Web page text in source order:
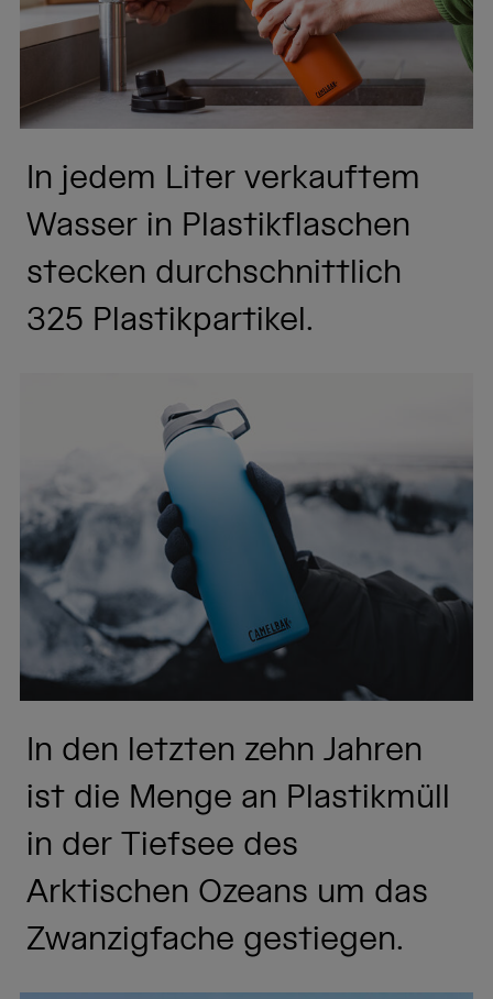
In jedem Liter verkauftem
Wasser in Plastikflaschen
stecken durchschnittlich
325 Plastikpartikel.
In den letzten zehn Jahren
ist die Menge an Plastikmüll
in der Tiefsee des
Arktischen Ozeans um das
Zwanzigfache gestiegen.